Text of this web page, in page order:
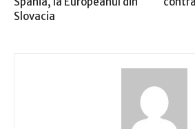
Slovacia